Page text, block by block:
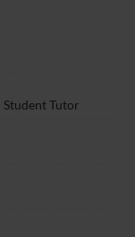
Student Tutor